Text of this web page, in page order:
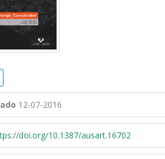
12-07-2016
doi.org/10.1387/ausart.16702